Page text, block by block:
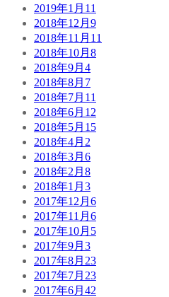
2019年1月 11
2018年12月 9
2018年11月 11
2018年10月 8
2018年9月 4
2018年8月 7
2018年7月 11
2018年6月 12
2018年5月 15
2018年4月 2
2018年3月 6
2018年2月 8
2018年1月 3
2017年12月 6
2017年11月 6
2017年10月 5
2017年9月 3
2017年8月 23
2017年7月 23
2017年6月 42